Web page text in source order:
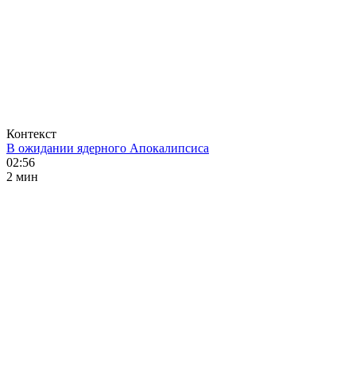
Контекст
В ожидании ядерного Апокалипсиса
02:56
2 мин